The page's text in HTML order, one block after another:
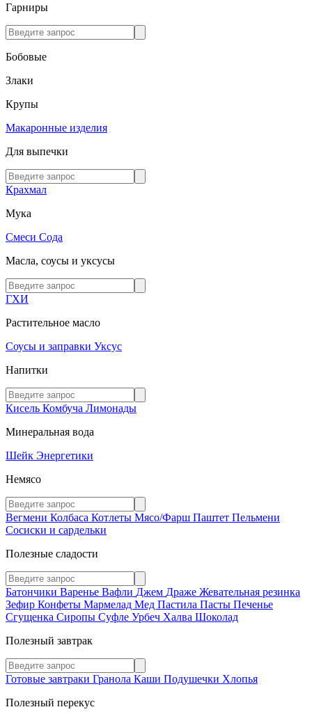
Гарниры
Бобовые
Злаки
Крупы
Макаронные изделия
Для выпечки
Крахмал
Мука
Смеси Сода
Масла, соусы и уксусы
ГХИ
Растительное масло
Соусы и заправки Уксус
Напитки
Кисель Комбуча Лимонады
Минеральная вода
Шейк Энергетики
Немясо
Вегмени Колбаса Котлеты Мясо/Фарш Паштет Пельмени
Сосиски и сардельки
Полезные сладости
Батончики Варенье Вафли Джем Драже Жевательная резинка
Зефир Конфеты Мармелад Мед Пастила Пасты Печенье
Сгущенка Сиропы Суфле Урбеч Халва Шоколад
Полезный завтрак
Готовые завтраки Гранола Каши Подушечки Хлопья
Полезный перекус